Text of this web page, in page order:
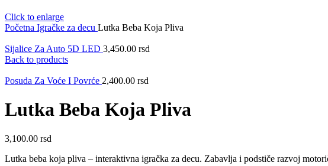
Click to enlarge
Početna Igračke za decu Lutka Beba Koja Pliva
Sijalice Za Auto 5D LED 3,450.00 rsd
Back to products
Posuda Za Voće I Povrće 2,400.00 rsd
Lutka Beba Koja Pliva
3,100.00 rsd
Lutka beba koja pliva – interaktivna igračka za decu. Zabavlja i podstiče razvoj